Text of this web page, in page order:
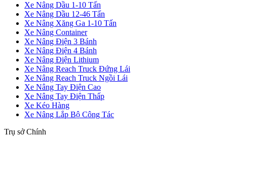
Xe Nâng Dầu 1-10 Tấn
Xe Nâng Dầu 12-46 Tấn
Xe Nâng Xăng Ga 1-10 Tấn
Xe Nâng Container
Xe Nâng Điện 3 Bánh
Xe Nâng Điện 4 Bánh
Xe Nâng Điện Lithium
Xe Nâng Reach Truck Đứng Lái
Xe Nâng Reach Truck Ngồi Lái
Xe Nâng Tay Điện Cao
Xe Nâng Tay Điện Thấp
Xe Kéo Hàng
Xe Nâng Lắp Bộ Công Tác
Trụ sở Chính